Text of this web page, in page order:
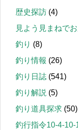
歴史探訪 (4)
見よう見まねで
釣り (8)
釣り情報 (26)
釣り日誌 (541)
釣り解説 (5)
釣り道具探求 (50)
釣行指令10-4-10-